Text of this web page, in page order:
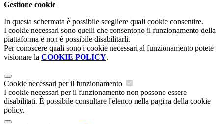
Gestione cookie
In questa schermata è possibile scegliere quali cookie consentire.
I cookie necessari sono quelli che consentono il funzionamento della
piattaforma e non è possibile disabilitarli.
Per conoscere quali sono i cookie necessari al funzionamento potete
visionare la COOKIE POLICY.
Cookie necessari per il funzionamento
I cookie necessari per il funzionamento non possono essere
disabilitati. È possibile consultare l'elenco nella pagina della cookie
policy.